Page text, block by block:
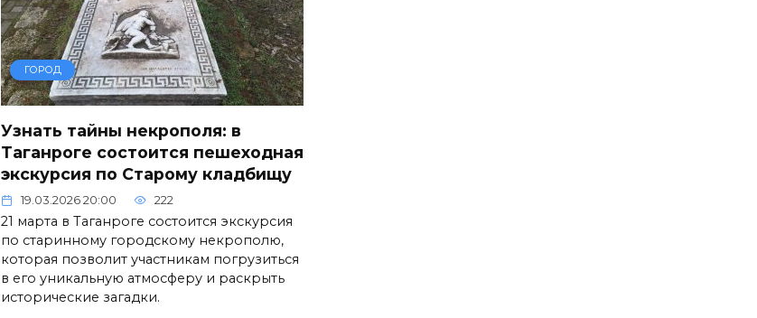
ГОРОД
Узнать тайны некрополя: в
Таганроге состоится пешеходная
экскурсия по Старому кладбищу
19.03.2026 20:00 222
21 марта в Таганроге состоится экскурсия
по старинному городскому некрополю,
которая позволит участникам погрузиться
в его уникальную атмосферу и раскрыть
исторические загадки.